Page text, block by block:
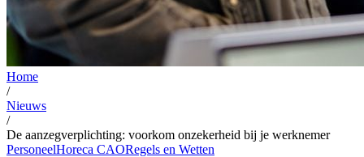
Home
/
Nieuws
/
De aanzegverplichting: voorkom onzekerheid bij je werknemer
PersoneelHoreca CAORegels en Wetten